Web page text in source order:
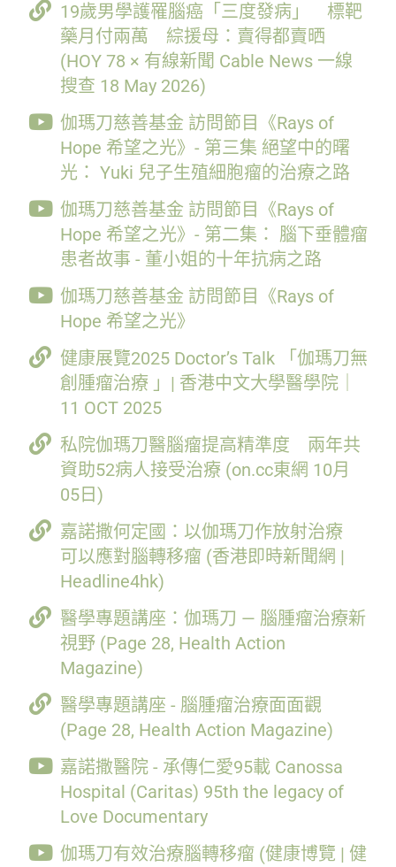
19歲男學護罹腦癌「三度發病」 標靶
藥月付兩萬 綜援母：賣得都賣晒
(HOY 78 × 有線新聞 Cable News 一線
搜查 18 May 2026)
伽瑪刀慈善基金 訪問節目《Rays of
Hope 希望之光》- 第三集 絕望中的曙
光： Yuki 兒子生殖細胞瘤的治療之路
伽瑪刀慈善基金 訪問節目《Rays of
Hope 希望之光》- 第二集： 腦下垂體瘤
患者故事 - 董小姐的十年抗病之路
伽瑪刀慈善基金 訪問節目《Rays of
Hope 希望之光》
健康展覽2025 Doctor’s Talk 「伽瑪刀無
創腫瘤治療 」| 香港中文大學醫學院｜
11 OCT 2025
私院伽瑪刀醫腦瘤提高精準度 兩年共
資助52病人接受治療 (on.cc東網 10月
05日)
嘉諾撒何定國：以伽瑪刀作放射治療
可以應對腦轉移瘤 (香港即時新聞網 |
Headline4hk)
醫學專題講座：伽瑪刀 — 腦腫瘤治療新
視野 (Page 28, Health Action
Magazine)
醫學專題講座 - 腦腫瘤治療面面觀
(Page 28, Health Action Magazine)
嘉諾撒醫院 - 承傳仁愛95載 Canossa
Hospital (Caritas) 95th the legacy of
Love Documentary
伽瑪刀有效治療腦轉移瘤 (健康博覽 | 健